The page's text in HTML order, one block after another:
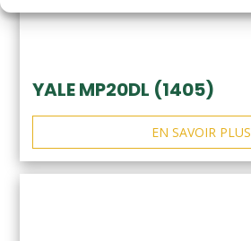
YALE MP20DL (1405)
EN SAVOIR PLUS